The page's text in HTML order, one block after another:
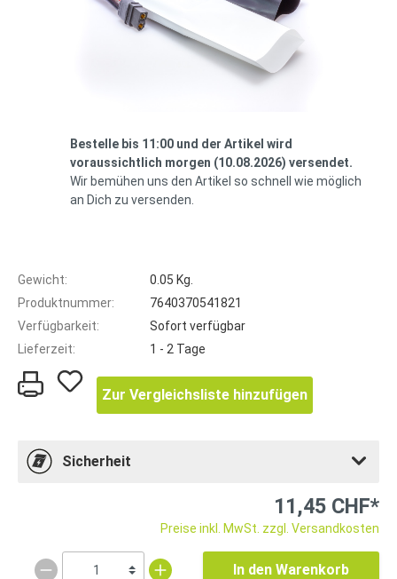
Bestelle bis 11:00 und der Artikel wird
voraussichtlich morgen (10.08.2026) versendet.
Wir bemühen uns den Artikel so schnell wie möglich
an Dich zu versenden.
Gewicht:
0.05 Kg.
Produktnummer:
7640370541821
Verfügbarkeit:
Sofort verfügbar
Lieferzeit:
1 - 2 Tage
Zur Vergleichsliste hinzufügen
Sicherheit
11,45 CHF*
Preise inkl. MwSt. zzgl. Versandkosten
In den Warenkorb